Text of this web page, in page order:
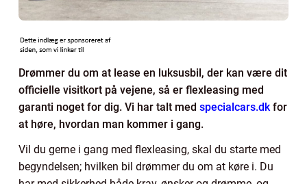
Drømmer du om at lease en luksusbil, der kan være dit
officielle visitkort på vejene, så er flexleasing med
garanti noget for dig. Vi har talt med specialcars.dk for
at høre, hvordan man kommer i gang.
Vil du gerne i gang med flexleasing, skal du starte med
begyndelsen; hvilken bil drømmer du om at køre i. Du